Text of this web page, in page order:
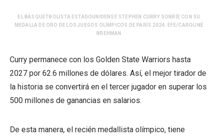
EL BASQUETBOLISTA ESTADOUNIDENSE STEPHEN CURRY SONRÍE CON SU
MEDALLA DE ORO DE LOS JUEGOS OLÍMPICOS DE PARÍS 2024. EFE/CAROLINE
BREHMAN
Curry permanece con los Golden State Warriors hasta
2027 por 62.6 millones de dólares. Así, el mejor tirador de
la historia se convertirá en el tercer jugador en superar los
500 millones de ganancias en salarios.
De esta manera, el recién medallista olímpico, tiene